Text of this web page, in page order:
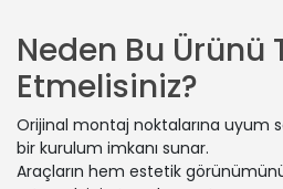
Neden Bu Ürünü
Etmelisiniz?
Orijinal montaj noktalarına uyum
bir kurulum imkanı sunar.
Araçların hem estetik